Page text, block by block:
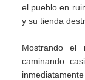
el pueblo en
y su tienda
Mostrando el
caminando